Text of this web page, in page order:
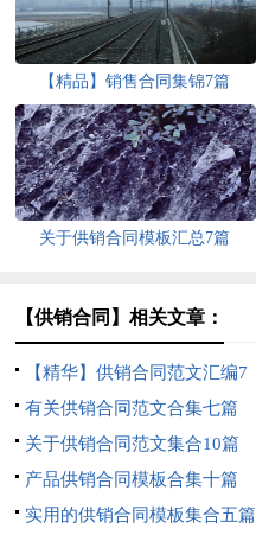
【精品】销售合同集锦7篇
关于供销合同模板汇总7篇
【供销合同】相关文章：
【精华】供销合同范文汇编7
篇有关供销合同范文合集七篇
关于供销合同范文集合10篇
产品供销合同模板合集十篇
实用的供销合同模板集合五篇